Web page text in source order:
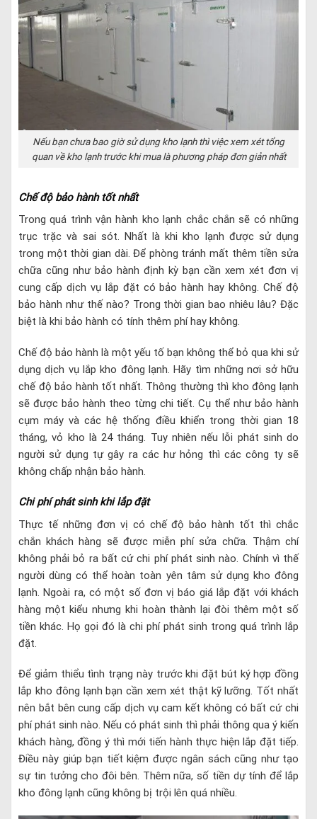
Nếu bạn chưa bao giờ sử dụng kho lạnh thì việc xem xét tổng
quan về kho lạnh trước khi mua là phương pháp đơn giản nhất
Chế độ bảo hành tốt nhất
Trong quá trình vận hành kho lạnh chắc chắn sẽ có những
trục trặc và sai sót. Nhất là khi kho lạnh được sử dụng
trong một thời gian dài. Để phòng tránh mất thêm tiền sửa
chữa cũng như bảo hành định kỳ bạn cần xem xét đơn vị
cung cấp dịch vụ lắp đặt có bảo hành hay không. Chế độ
bảo hành như thế nào? Trong thời gian bao nhiêu lâu? Đặc
biệt là khi bảo hành có tính thêm phí hay không.
Chế độ bảo hành là một yếu tố bạn không thể bỏ qua khi sử
dụng dịch vụ lắp kho đông lạnh. Hãy tìm những nơi sở hữu
chế độ bảo hành tốt nhất. Thông thường thì kho đông lạnh
sẽ được bảo hành theo từng chi tiết. Cụ thể như bảo hành
cụm máy và các hệ thống điều khiển trong thời gian 18
tháng, vỏ kho là 24 tháng. Tuy nhiên nếu lỗi phát sinh do
người sử dụng tự gây ra các hư hỏng thì các công ty sẽ
không chấp nhận bảo hành.
Chi phí phát sinh khi lắp đặt
Thực tế những đơn vị có chế độ bảo hành tốt thì chắc
chắn khách hàng sẽ được miễn phí sửa chữa. Thậm chí
không phải bỏ ra bất cứ chi phí phát sinh nào. Chính vì thế
người dùng có thể hoàn toàn yên tâm sử dụng kho đông
lạnh. Ngoài ra, có một số đơn vị báo giá lắp đặt với khách
hàng một kiểu nhưng khi hoàn thành lại đòi thêm một số
tiền khác. Họ gọi đó là chi phí phát sinh trong quá trình lắp
đặt.
Để giảm thiểu tình trạng này trước khi đặt bút ký hợp đồng
lắp kho đông lạnh bạn cần xem xét thật kỹ lưỡng. Tốt nhất
nên bắt bên cung cấp dịch vụ cam kết không có bất cứ chi
phí phát sinh nào. Nếu có phát sinh thì phải thông qua ý kiến
khách hàng, đồng ý thì mới tiến hành thực hiện lắp đặt tiếp.
Điều này giúp bạn tiết kiệm được ngân sách cũng như tạo
sự tin tưởng cho đôi bên. Thêm nữa, số tiền dự tính để lắp
kho đông lạnh cũng không bị trội lên quá nhiều.